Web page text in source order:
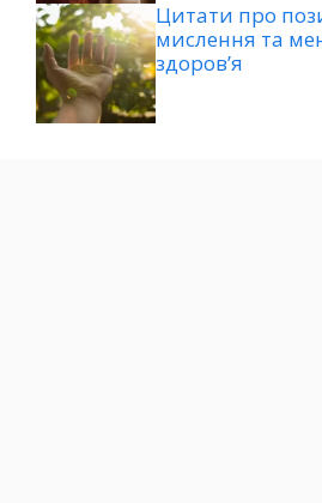
Цитати про
мислення та
здоров’я